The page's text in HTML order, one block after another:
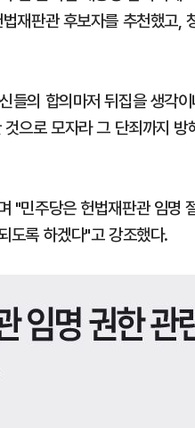
재판관 후보자를 추천했고,
들의 합의마저 뒤집을 생각
으로 모자라 그 단죄까지 방
"민주당은 헌법재판관 임명
도록 하겠다"고 강조했다.